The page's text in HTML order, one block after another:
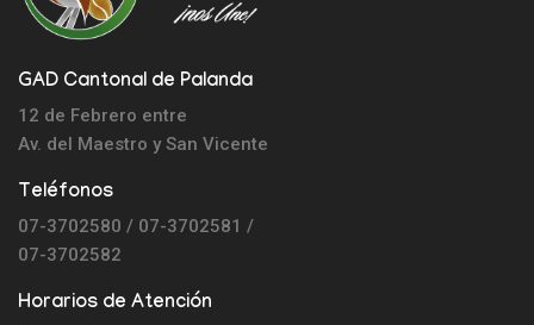
GAD Cantonal de Palanda
12 de Febrero entre
Av. del Maestro ySan Vicente
Teléfonos
07-3702580 / 07-3702581 /
07-3702582
Horarios de Atención